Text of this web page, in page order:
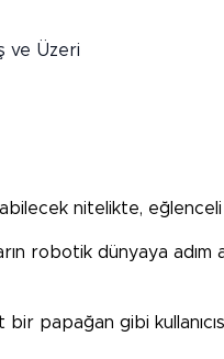
ve Üzeri
nitelikte,
dünyaya adım
papağan gibi